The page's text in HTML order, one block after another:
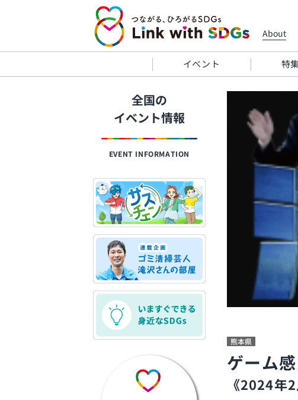
About
イベント 特
全国の
イベント情報
EVENT INFORMATION
熊本県
ゲーム
《2024年